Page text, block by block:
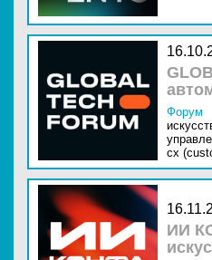
Форум
cx
ИИ